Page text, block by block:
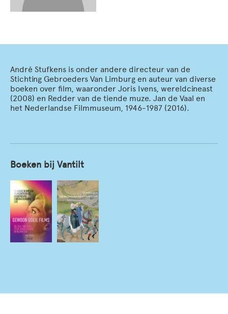
André Stufkens is onder andere directeur van de
Stichting Gebroeders Van Limburg en auteur van diverse
boeken over film, waaronder Joris Ivens, wereldcineast
(2008) en Redder van de tiende muze. Jan de Vaal en
het Nederlandse Filmmuseum, 1946-1987 (2016).
Boeken bij Vantilt